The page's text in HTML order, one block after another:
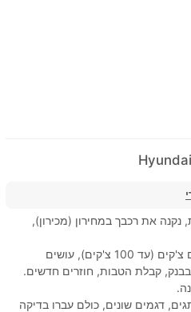
את רכבך במחירון (מכירון),
100% מימון, ללא מקדמה, מקבלים צ'קים (עד 100 צ'קים), עושים
קבלת הטבות, חוזרים חדשים.
דגמים שונים, כולם עברו בדיקה